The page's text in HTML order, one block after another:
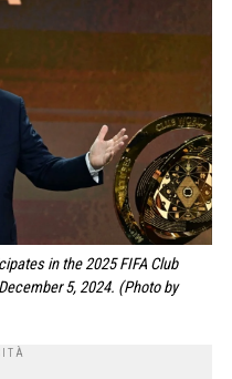
in the 2025 FIFA Club
5, 2024. (Photo by